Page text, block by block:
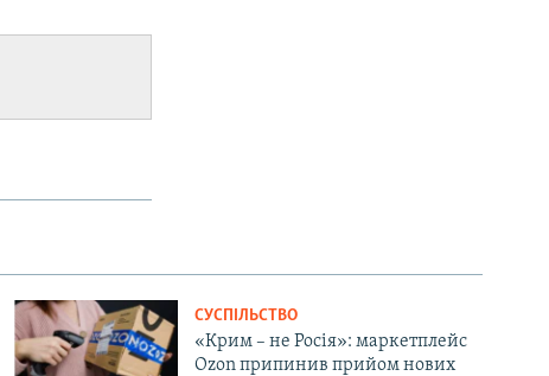
СУСПІЛЬСТВО
«Крим – не Росія»: маркетплейс
Ozon припинив прийом нових